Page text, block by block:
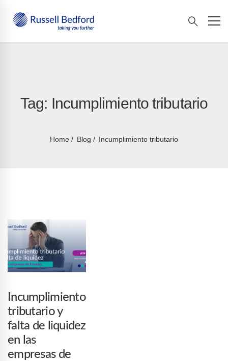
Tag: Incumplimiento tributario
Home Blog Incumplimiento tributario
Incumplimiento
tributario y
falta de liquidez
en las
empresas de